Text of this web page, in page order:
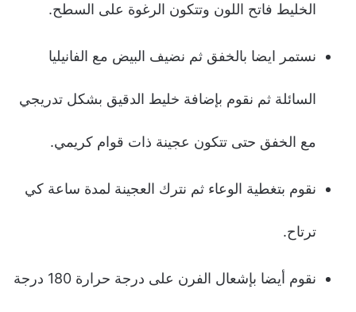
الخليط فاتح اللون وتتكون الرغوة على السطح.
نستمر ايضا بالخفق ثم نضيف البيض مع الفانيليا
السائلة ثم نقوم بإضافة خليط الدقيق بشكل تدريجي
مع الخفق حتى تتكون عجينة ذات قوام كريمي.
نقوم بتغطية الوعاء ثم نترك العجينة لمدة ساعة كي
ترتاح.
نقوم أيضا بإشعال الفرن على درجة حرارة 180 درجة